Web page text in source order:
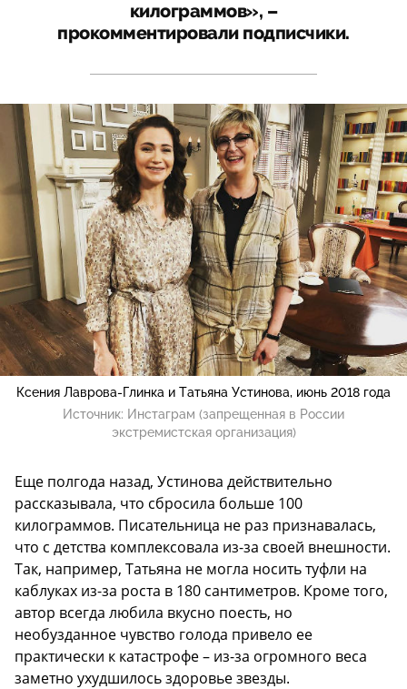
килограммов», –
прокомментировали подписчики.
Ксения Лаврова-Глинка и Татьяна Устинова, июнь 2018 года
Источник: Инстаграм (запрещенная в России
экстремистская организация)
Еще полгода назад, Устинова действительно
рассказывала, что сбросила больше 100
килограммов. Писательница не раз признавалась,
что с детства комплексовала из-за своей внешности.
Так, например, Татьяна не могла носить туфли на
каблуках из-за роста в 180 сантиметров. Кроме того,
автор всегда любила вкусно поесть, но
необузданное чувство голода привело ее
практически к катастрофе – из-за огромного веса
заметно ухудшилось здоровье звезды.